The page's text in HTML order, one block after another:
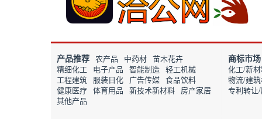
产品推荐 农产品 中药材 苗木花卉
精细化工
电子产品 智能制造 轻工机械
工程建筑 服装日化 广告传媒 食品饮料
健康医疗 体育用品 新技术新材料 房产家居
其他产品
商标市场
化工/新
物流/建
专利转让